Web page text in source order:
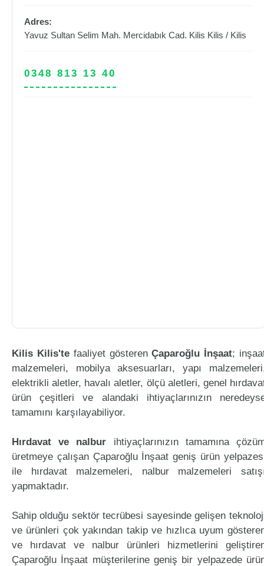
Adres:
Yavuz Sultan Selim Mah. Mercidabık Cad. Kilis Kilis / Kilis
0348 813 13 40
Kilis Kilis'tefaaliyet gösterenÇaparoğlu İnşaat;
malzemeleri, mobilya aksesuarları, yapı
elektrikli aletler, havalı aletler, ölçü aletleri, genel
ürün çeşitleri ve alandaki ihtiyaçlarınızın
tamamını karşılayabiliyor.
Hırdavat ve nalbur ihtiyaçlarınızın tamamına
üretmeye çalışan Çaparoğlu İnşaat geniş ürün
ile hırdavat malzemeleri, nalbur malzemeleri
yapmaktadır.
Sahip olduğu sektör tecrübesi sayesinde gelişen
ve ürünleri çok yakından takip ve hızlıca uyum
ve hırdavat ve nalbur ürünleri hizmetlerini
Çaparoğlu İnşaat müşterilerine geniş bir yelpazede